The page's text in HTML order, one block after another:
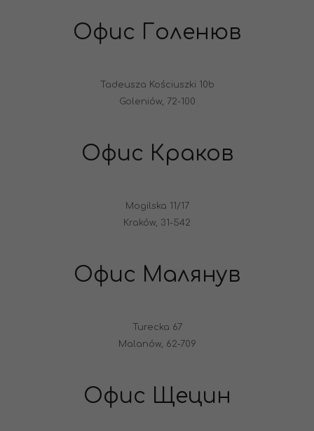
Офис Голенюв
Tadeusza Kościuszki 10b
Goleniów, 72-100
Офис Краков
Mogilska 11/17
Kraków, 31-542
Офис Малянув
Turecka 67
Malanów, 62-709
Офис Щецин